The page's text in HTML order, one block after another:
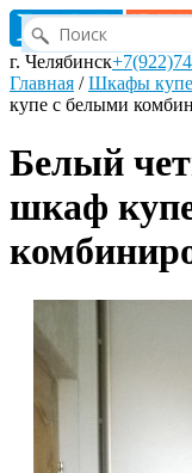
г. Челябинск
Главная /Шкафы купе
купе с белыми
Белый
шкаф